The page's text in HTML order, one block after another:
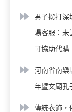
男子撥打深
場客服：未
可協助代購
河南省南樂
年暨文廟孔
傳統衣飾，